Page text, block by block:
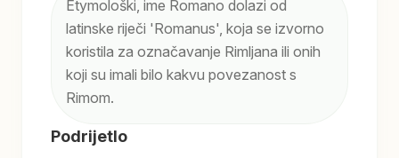
Etymološki, ime Romano dolazi od
latinske riječi 'Romanus', koja se izvorno
koristila za označavanje Rimljana ili onih
koji su imali bilo kakvu povezanost s
Rimom.
Podrijetlo